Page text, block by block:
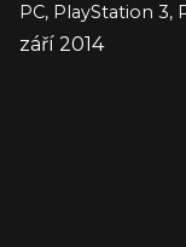
PC, PlayStation 3,
září 2014